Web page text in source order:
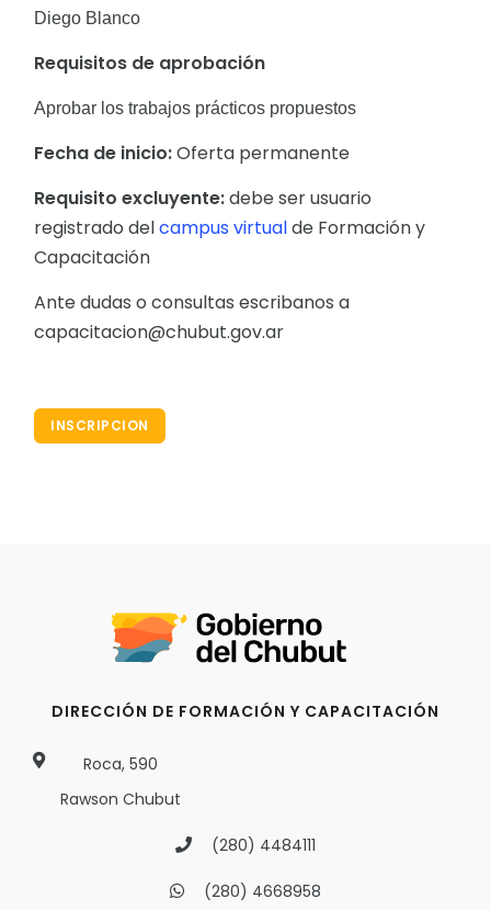
Diego Blanco
Requisitos de aprobación
Aprobar los trabajos prácticos propuestos
Fecha de inicio:Oferta permanente
Requisito excluyente:debe ser usuario
registrado delcampus virtualde Formación y
Capacitación
Ante dudas o consultas escribanos a
capacitacion@chubut.gov.ar
INSCRIPCION
DIRECCIÓN DE FORMACIÓN Y CAPACITACIÓN
Roca, 590
Rawson Chubut
(280) 4484111
(280) 4668958